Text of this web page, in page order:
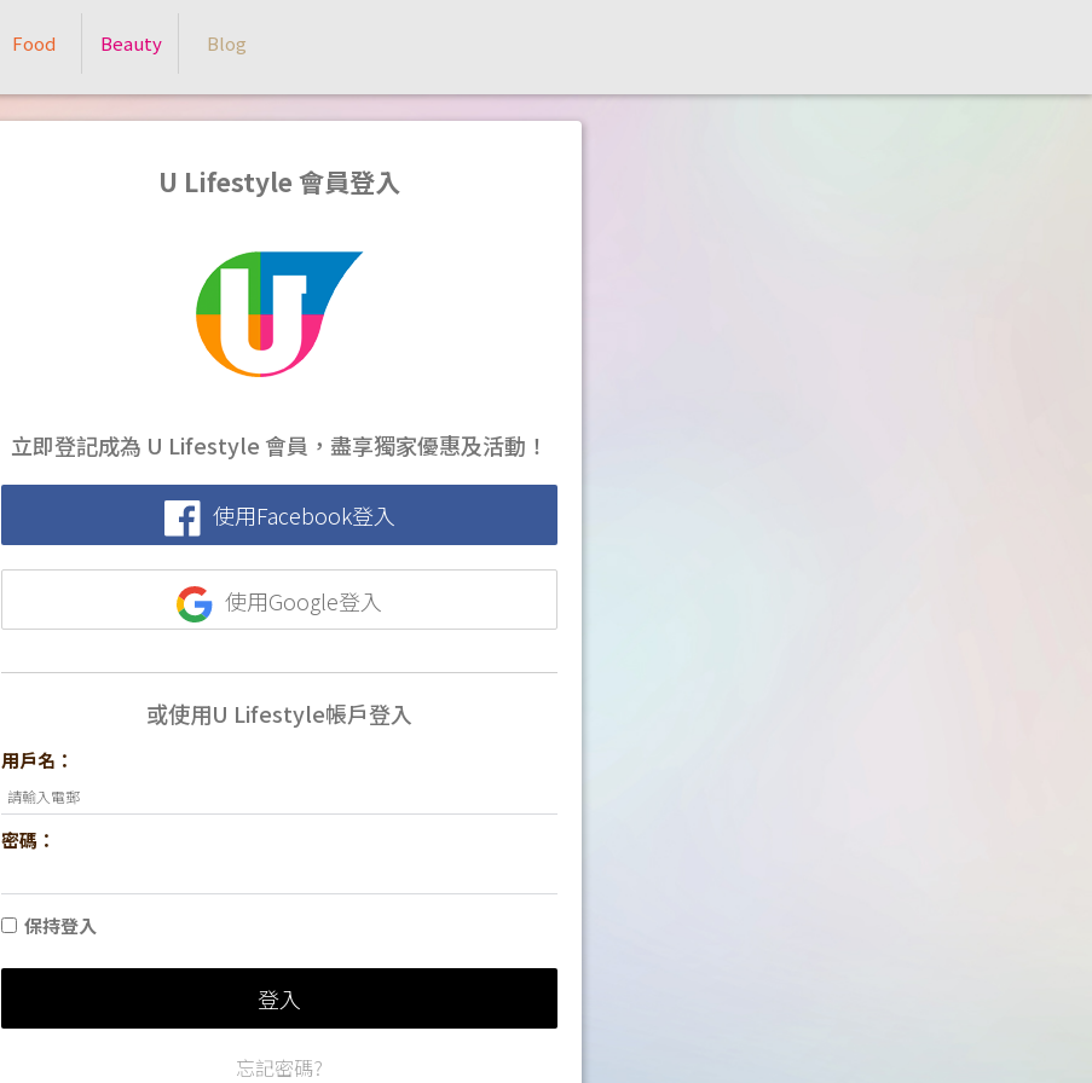
Food Beauty Blog
U Lifestyle 會員登入
立即登記成為 U Lifestyle 會員，盡享獨家優惠及活動！
使用Facebook登入
使用Google登入
或使用U Lifestyle帳戶登入
用戶名：
密碼：
保持登入
登入
忘記密碼?